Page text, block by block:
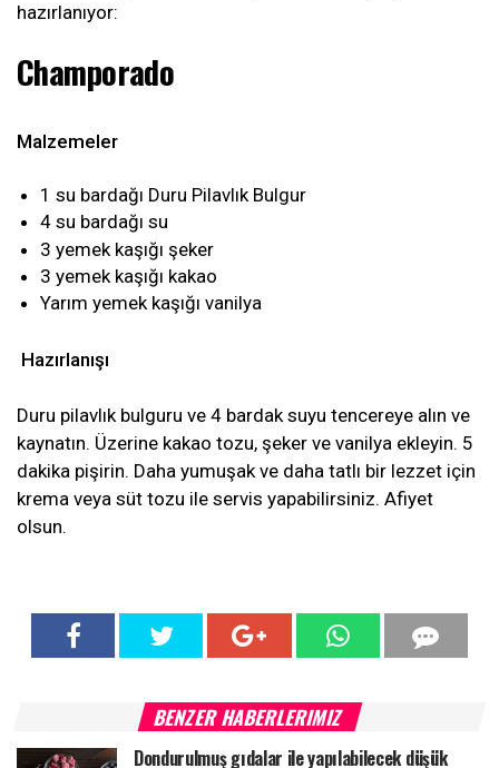
hazırlanıyor:
Champorado
Malzemeler
1 su bardağı Duru Pilavlık Bulgur
4 su bardağı su
3 yemek kaşığı şeker
3 yemek kaşığı kakao
Yarım yemek kaşığı vanilya
Hazırlanışı
Duru pilavlık bulguru ve 4 bardak suyu tencereye alın ve
kaynatın. Üzerine kakao tozu, şeker ve vanilya ekleyin. 5
dakika pişirin. Daha yumuşak ve daha tatlı bir lezzet için
krema veya süt tozu ile servis yapabilirsiniz. Afiyet
olsun.
BENZER HABERLERIMIZ
Dondurulmuş gıdalar ile yapılabilecek düşük